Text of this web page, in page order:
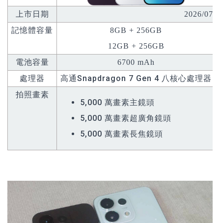
上市日期
2026/07/
記憶體容量
8GB + 256GB
12GB + 256GB
電池容量
6700 mAh
處理器
高通Snapdragon 7 Gen 4 八核心處理器
拍照畫素
5,000 萬畫素主鏡頭
5,000 萬畫素超廣角鏡頭
5,000 萬畫素長焦鏡頭